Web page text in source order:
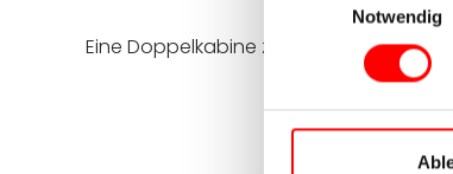
Notwendig
Eine Doppelkabine zur Einzelnutzung